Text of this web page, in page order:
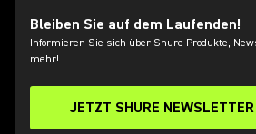
Bleiben Sie auf dem Laufenden!
Informieren Sie sich über Shure Produkte,
mehr!
JETZT SHURE NEWSLETTER